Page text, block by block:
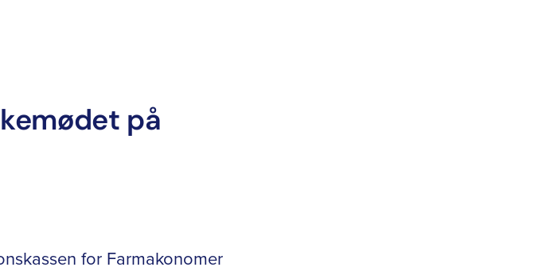
på
for Farmakonomer